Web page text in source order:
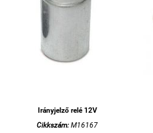
Irányjelző relé 12V
Cikkszám: M16167